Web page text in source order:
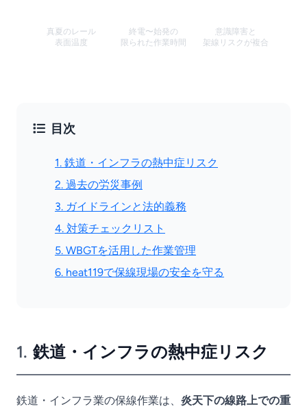
真夏のレール
表面温度
終電〜始発の
限られた作業時間
意識障害と
架線リスクが複合
目次
1. 鉄道・インフラの熱中症リスク
2. 過去の労災事例
3. ガイドラインと法的義務
4. 対策チェックリスト
5. WBGTを活用した作業管理
6. heat119で保線現場の安全を守る
1. 鉄道・インフラの熱中症リスク
鉄道・インフラ業の保線作業は、 炎天下の線路上での重